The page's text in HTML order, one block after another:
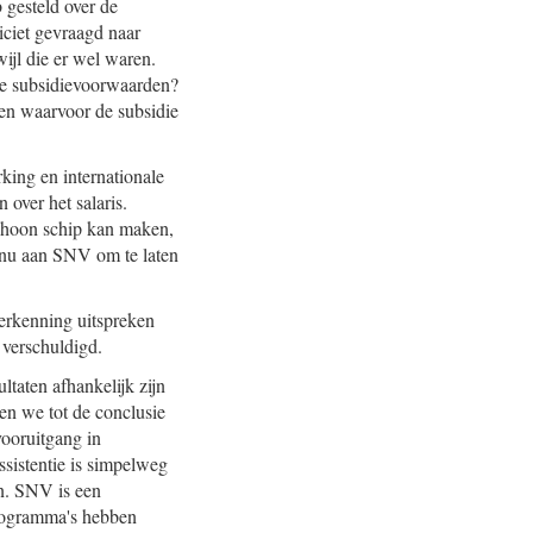
over de
gevraagd naar
die er wel waren.
subsidievoorwaarden?
waarvoor de subsidie
en internationale
over het salaris.
schip kan maken,
aan SNV om te laten
uitspreken
afhankelijk zijn
we tot de conclusie
in
is simpelweg
SNV is een
hebben